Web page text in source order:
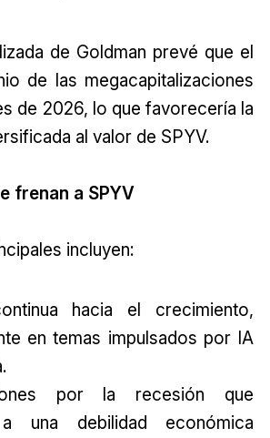
de Goldman prevé que el
de las megacapitalizaciones
de 2026, lo que favorecería la
al valor de SPYV.
frenan a SPYV
incluyen:
hacia el crecimiento,
en temas impulsados por IA
por la recesión que
una debilidad económica